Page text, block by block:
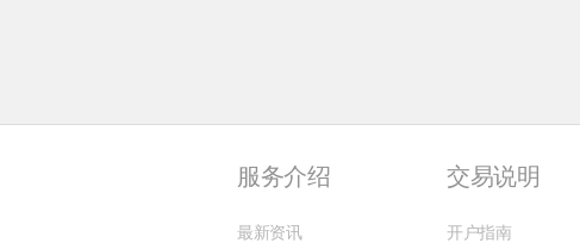
服务介绍
最新资讯
交易说明
开户指南